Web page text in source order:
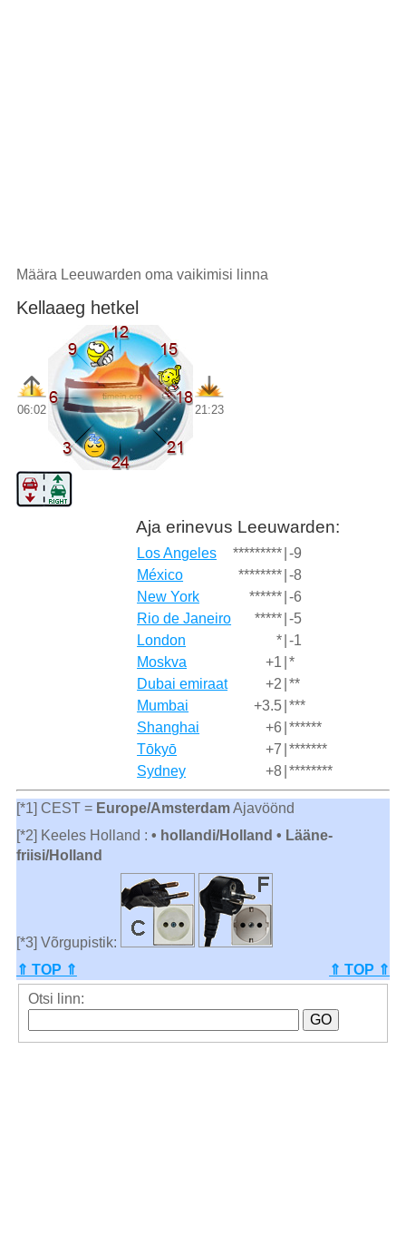
Määra Leeuwarden oma vaikimisi linna
Kellaaeg hetkel
06:02 21:23
Aja erinevus Leeuwarden:
Los Angeles ********* -9
México
******** -8
New York
****** -6
Rio de Janeiro
***** -5
London
* -1
Moskva
+1 *
Dubai emiraat
+2 **
Mumbai
+3.5 ***
Shanghai
+6 ******
Tōkyō
+7 *******
Sydney
+8 ********
[*1] CEST = Europe/AmsterdamAjavöönd
[*2] Keeles Holland : • hollandi/Holland • Lääne-
friisi/Holland
[*3] Võrgupistik:
⇑ TOP ⇑
⇑ TOP ⇑
Otsi linn: